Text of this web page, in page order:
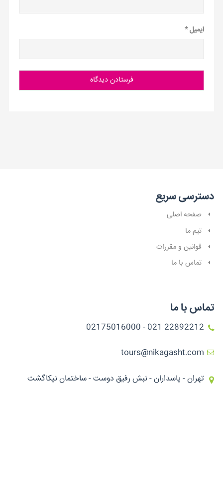
ایمیل*
دسترسی سریع
صفحه اصلی
تیم ما
قوانین و مقررات
تماس با ما
تماس با ما
22892212 021 - 02175016000
tours@nikagasht.com
تهران - پاسداران - نبش رفیق دوست - ساختمان نیکاگشت